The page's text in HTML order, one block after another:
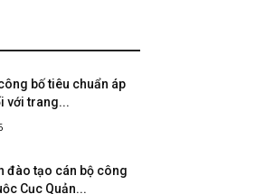
bố tiêu chuẩn áp
với trang...
đào tạo cán bộ công
Cục Quản...